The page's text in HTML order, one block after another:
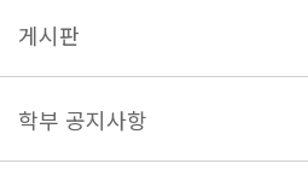
게시판
학부 공지사항